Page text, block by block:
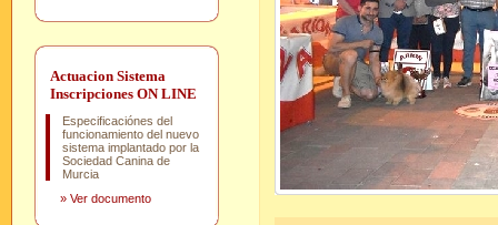
Actuacion Sistema
Inscripciones ON LINE
Especificaciónes del
funcionamiento del nuevo
sistema implantado por la
Sociedad Canina de
Murcia
» Ver documento